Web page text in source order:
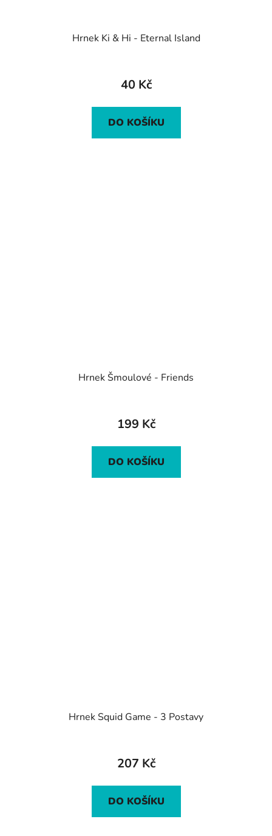
Hrnek Ki & Hi - Eternal Island
40 Kč
DO KOŠÍKU
Hrnek Šmoulové - Friends
hodnocení
je
5,0
199 Kč
DO KOŠÍKU
Hrnek Squid Game - 3 Postavy
207 Kč
DO KOŠÍKU